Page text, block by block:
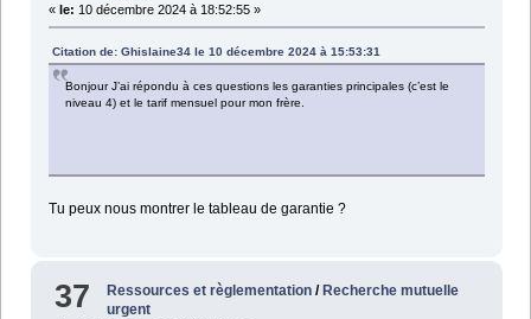
« le: 10 décembre 2024 à 18:52:55 »
Citation de: Ghislaine34 le 10 décembre 2024 à 15:53:31
Bonjour J’ai répondu à ces questions les garanties principales (c’est le
niveau 4) et le tarif mensuel pour mon frère.
Tu peux nous montrer le tableau de garantie ?
37 Ressources et règlementation / Recherche mutuelle
urgent